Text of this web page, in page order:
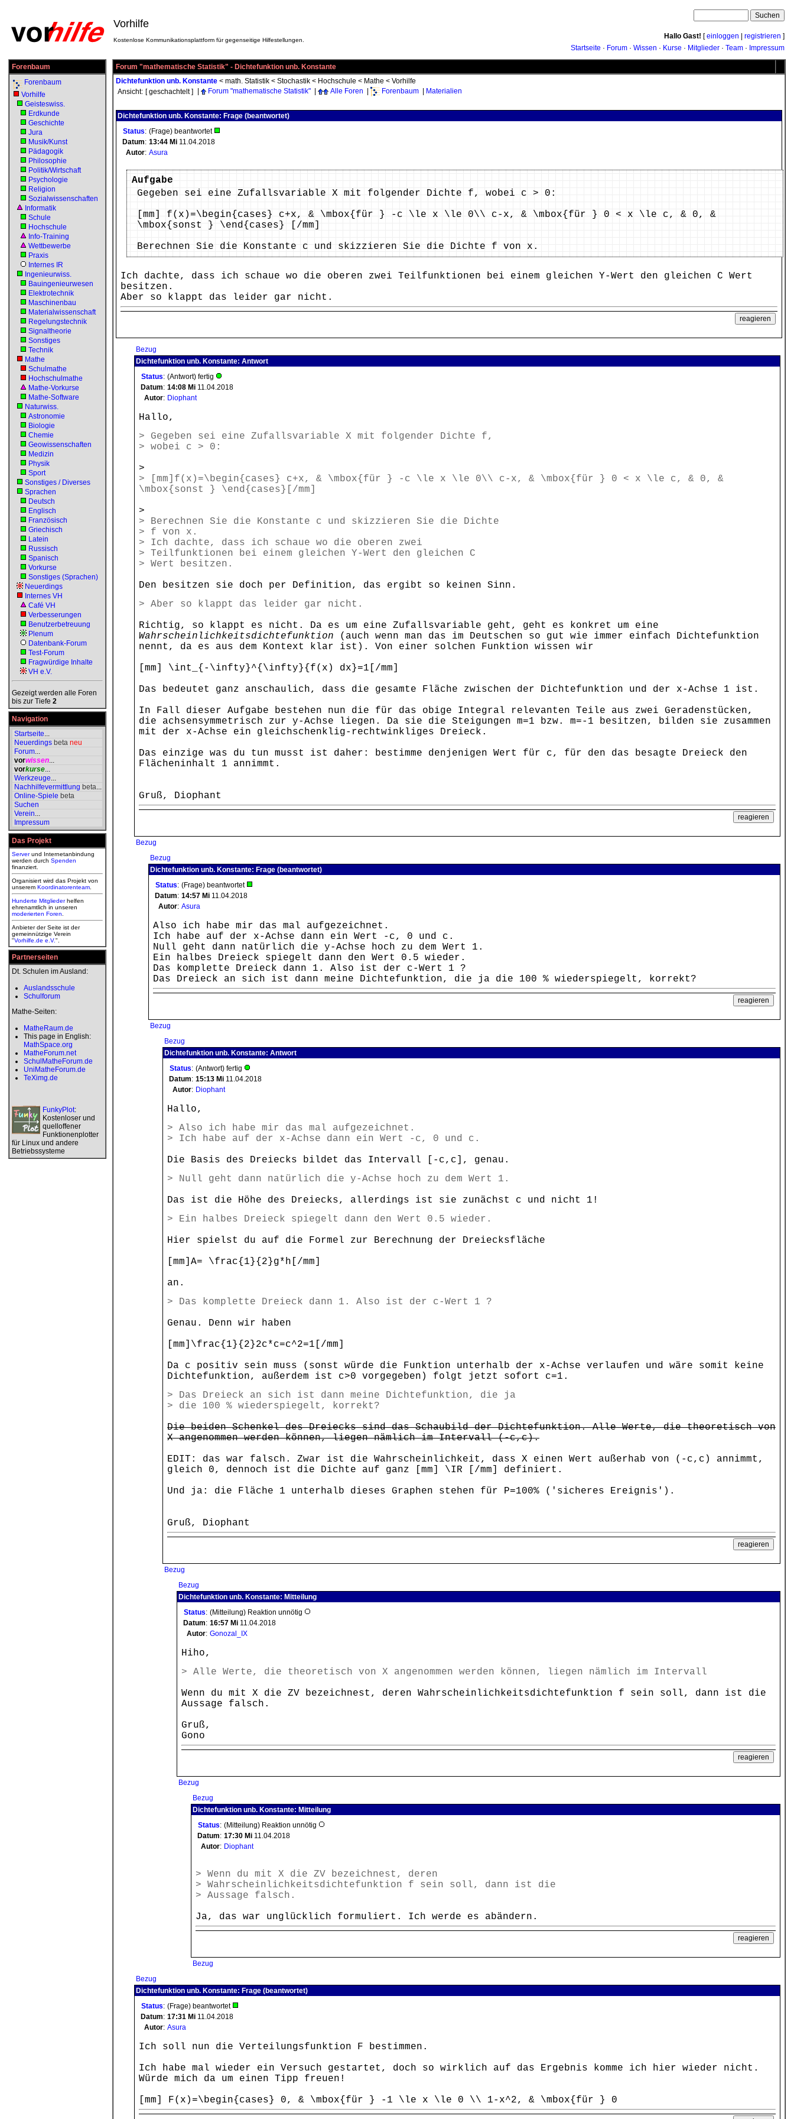
Vorhilfe
Kostenlose Kommunikationsplattform für gegenseitige Hilfestellungen. Hallo Gast! [einloggen registrieren ]
Startseite · Forum · Wissen · Kurse · Mitglieder · Team · Impressum
Forenbaum
Forenbaum
Vorhilfe
Geisteswiss.
Erdkunde
Geschichte
Jura
Musik/Kunst
Pädagogik
Philosophie
Politik/Wirtschaft
Psychologie
Religion
Sozialwissenschaften
Informatik
Schule
Hochschule
Info-Training
Wettbewerbe
Praxis
Internes IR
Ingenieurwiss.
Bauingenieurwesen
Elektrotechnik
Maschinenbau
Materialwissenschaft
Regelungstechnik
Signaltheorie
Sonstiges
Technik
Mathe
Schulmathe
Hochschulmathe
Mathe-Vorkurse
Mathe-Software
Naturwiss.
Astronomie
Biologie
Chemie
Geowissenschaften
Medizin
Physik
Sport
Sonstiges / Diverses
Sprachen
Deutsch
Englisch
Französisch
Griechisch
Latein
Russisch
Spanisch
Vorkurse
Sonstiges (Sprachen)
Neuerdings
Internes VH
Café VH
Verbesserungen
Benutzerbetreuung
Plenum
Datenbank-Forum
Test-Forum
Fragwürdige Inhalte
VH e.V.
Gezeigt werden alle Foren
bis zur Tiefe 2
Navigation
Startseite...
Neuerdings beta neu
Forum...
vorwissen...
vorkurse...
Werkzeuge...
Nachhilfevermittlung beta...
Online-Spiele beta
Suchen
Verein...
Impressum
Das Projekt
Serverund Internetanbindung
werden durch Spenden
finanziert.
Organisiert wird das Projekt von
unserem Koordinatorenteam
Hunderte Mitgliederhelfen
ehrenamtlich in unseren
moderierten Foren
Anbieter der Seite ist der
gemeinnützige Verein
"Vorhilfe.de e.V.".
Partnerseiten
Dt. Schulen im Ausland:
Auslandsschule
Schulforum
Mathe-Seiten:
MatheRaum.de
This page in English:
MathSpace.org
MatheForum.net
SchulMatheForum.de
UniMatheForum.de
TeXimg.de
FunkyPlot:
Kostenloser und
quelloffener
Funktionenplotter
für Linux und andere
Betriebssysteme
Forum "mathematische Statistik" - Dichtefunktion unb. Konstante
Dichtefunktion unb. Konstante < math. Statistik < Stochastik < Hochschule < Mathe < Vorhilfe
Ansicht: [ geschachtelt ] Forum "mathematische Statistik" Alle Foren Forenbaum Materialien
Dichtefunktion unb. Konstante: Frage (beantwortet)
Status: (Frage) beantwortet
Datum: 13:44 Mi 11.04.2018
Autor: Asura
Aufgabe
Gegeben sei eine Zufallsvariable X mit folgender Dichte f, wobei c > 0:
[mm] f(x)=\begin{cases} c+x, & \mbox{für } -c \le x \le 0\\ c-x, & \mbox{für } 0 < x \le c, & 0, &
\mbox{sonst } \end{cases} [/mm]
Berechnen Sie die Konstante c und skizzieren Sie die Dichte f von x.
Ich dachte, dass ich schaue wo die oberen zwei Teilfunktionen bei einem gleichen Y-Wert den gleichen C Wert
besitzen.
Aber so klappt das leider gar nicht.
Bezug
Dichtefunktion unb. Konstante: Antwort
Status: (Antwort) fertig
Datum: 14:08 Mi 11.04.2018
Autor: Diophant
Hallo,
> Gegeben sei eine Zufallsvariable X mit folgender Dichte f,
> wobei c > 0:
>
> [mm]f(x)=\begin{cases} c+x, & \mbox{für } -c \le x \le 0\\ c-x, & \mbox{für } 0 < x \le c, & 0, &
\mbox{sonst } \end{cases}[/mm]
>
> Berechnen Sie die Konstante c und skizzieren Sie die Dichte
> f von x.
> Ich dachte, dass ich schaue wo die oberen zwei
> Teilfunktionen bei einem gleichen Y-Wert den gleichen C
> Wert besitzen.
Den besitzen sie doch per Definition, das ergibt so keinen Sinn.
> Aber so klappt das leider gar nicht.
Richtig, so klappt es nicht. Da es um eine Zufallsvariable geht, geht es konkret um eine
Wahrscheinlichkeitsdichtefunktion (auch wenn man das im Deutschen so gut wie immer einfach Dichtefunktion
nennt, da es aus dem Kontext klar ist). Von einer solchen Funktion wissen wir
[mm] \int_{-\infty}^{\infty}{f(x) dx}=1[/mm]
Das bedeutet ganz anschaulich, dass die gesamte Fläche zwischen der Dichtefunktion und der x-Achse 1 ist.
In Fall dieser Aufgabe bestehen nun die für das obige Integral relevanten Teile aus zwei Geradenstücken,
die achsensymmetrisch zur y-Achse liegen. Da sie die Steigungen m=1 bzw. m=-1 besitzen, bilden sie zusammen
mit der x-Achse ein gleichschenklig-rechtwinkliges Dreieck.
Das einzige was du tun musst ist daher: bestimme denjenigen Wert für c, für den das besagte Dreieck den
Flächeninhalt 1 annimmt.
Gruß, Diophant
Bezug
Bezug
Dichtefunktion unb. Konstante: Frage (beantwortet)
Status: (Frage) beantwortet
Datum: 14:57 Mi 11.04.2018
Autor: Asura
Also ich habe mir das mal aufgezeichnet.
Ich habe auf der x-Achse dann ein Wert -c, 0 und c.
Null geht dann natürlich die y-Achse hoch zu dem Wert 1.
Ein halbes Dreieck spiegelt dann den Wert 0.5 wieder.
Das komplette Dreieck dann 1. Also ist der c-Wert 1 ?
Das Dreieck an sich ist dann meine Dichtefunktion, die ja die 100 % wiederspiegelt, korrekt?
Bezug
Bezug
Dichtefunktion unb. Konstante: Antwort
Status: (Antwort) fertig
Datum: 15:13 Mi 11.04.2018
Autor: Diophant
Hallo,
> Also ich habe mir das mal aufgezeichnet.
> Ich habe auf der x-Achse dann ein Wert -c, 0 und c.
Die Basis des Dreiecks bildet das Intervall [-c,c], genau.
> Null geht dann natürlich die y-Achse hoch zu dem Wert 1.
Das ist die Höhe des Dreiecks, allerdings ist sie zunächst c und nicht 1!
> Ein halbes Dreieck spiegelt dann den Wert 0.5 wieder.
Hier spielst du auf die Formel zur Berechnung der Dreiecksfläche
[mm]A= \frac{1}{2}g*h[/mm]
an.
> Das komplette Dreieck dann 1. Also ist der c-Wert 1 ?
Genau. Denn wir haben
[mm]\frac{1}{2}2c*c=c^2=1[/mm]
Da c positiv sein muss (sonst würde die Funktion unterhalb der x-Achse verlaufen und wäre somit keine
Dichtefunktion, außerdem ist c>0 vorgegeben) folgt jetzt sofort c=1.
> Das Dreieck an sich ist dann meine Dichtefunktion, die ja
> die 100 % wiederspiegelt, korrekt?
Die beiden Schenkel des Dreiecks sind das Schaubild der Dichtefunktion. Alle Werte, die theoretisch von
X angenommen werden können, liegen nämlich im Intervall (-c,c).
EDIT: das war falsch. Zwar ist die Wahrscheinlichkeit, dass X einen Wert außerhab von (-c,c) annimmt,
gleich 0, dennoch ist die Dichte auf ganz [mm] \IR [/mm] definiert.
Und ja: die Fläche 1 unterhalb dieses Graphen stehen für P=100% ('sicheres Ereignis').
Gruß, Diophant
Bezug
Bezug
Dichtefunktion unb. Konstante: Mitteilung
Status: (Mitteilung) Reaktion unnötig
Datum: 16:57 Mi 11.04.2018
Autor: Gonozal_IX
Hiho,
> Alle Werte, die theoretisch von X angenommen werden können, liegen nämlich im Intervall
Wenn du mit X die ZV bezeichnest, deren Wahrscheinlichkeitsdichtefunktion f sein soll, dann ist die
Aussage falsch.
Gruß,
Gono
Bezug
Bezug
Dichtefunktion unb. Konstante: Mitteilung
Status: (Mitteilung) Reaktion unnötig
Datum: 17:30 Mi 11.04.2018
Autor: Diophant
> Wenn du mit X die ZV bezeichnest, deren
> Wahrscheinlichkeitsdichtefunktion f sein soll, dann ist die
> Aussage falsch.
Ja, das war unglücklich formuliert. Ich werde es abändern.
Bezug
Bezug
Dichtefunktion unb. Konstante: Frage (beantwortet)
Status: (Frage) beantwortet
Datum: 17:31 Mi 11.04.2018
Autor: Asura
Ich soll nun die Verteilungsfunktion F bestimmen.
Ich habe mal wieder ein Versuch gestartet, doch so wirklich auf das Ergebnis komme ich hier wieder nicht.
Würde mich da um einen Tipp freuen!
[mm] F(x)=\begin{cases} 0, & \mbox{für } -1 \le x \le 0 \\ 1-x^2, & \mbox{für } 0